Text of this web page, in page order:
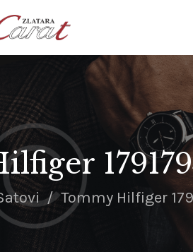
Tommy Hilfiger
NAKIT
NAKIT